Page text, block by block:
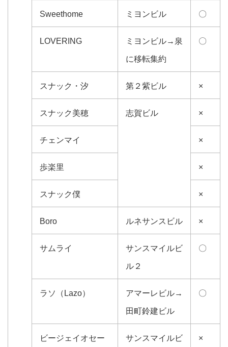
Sweethome ミヨンビル 〇
LOVERING ミヨンビル→泉
に移転集約
〇
スナック・汐 第２紫ビル ×
スナック美穂 志賀ビル ×
チェンマイ ×
歩楽里 ×
スナック僕 ×
Boro ルネサンスビル ×
サムライ サンスマイルビ
ル２
〇
ラソ（Lazo） アマーレビル→
田町鈴建ビル
〇
ビージェイオセー サンスマイルビ ×